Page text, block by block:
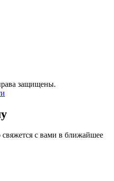
защищены.
с вами в ближайшее